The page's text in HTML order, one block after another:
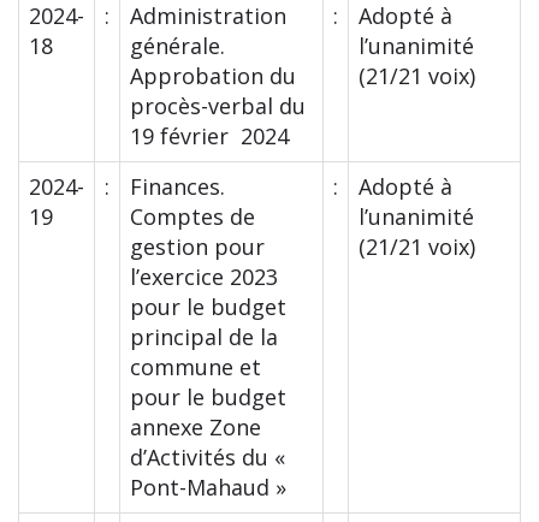
2024-
18
:
Administration
générale.
Approbation du
procès-verbal du
19 février 2024
:
Adopté à
l’unanimité
(21/21 voix)
2024-
19
:
Finances.
Comptes de
gestion pour
l’exercice 2023
pour le budget
principal de la
commune et
pour le budget
annexe Zone
d’Activités du «
Pont-Mahaud »
:
Adopté à
l’unanimité
(21/21 voix)